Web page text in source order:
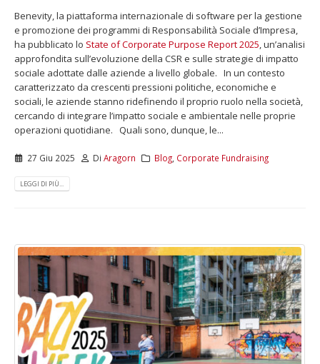
Benevity, la piattaforma internazionale di software per la gestione
e promozione dei programmi di Responsabilità Sociale d’Impresa,
ha pubblicato lo State of Corporate Purpose Report 2025, un’analisi
approfondita sull’evoluzione della CSR e sulle strategie di impatto
sociale adottate dalle aziende a livello globale. In un contesto
caratterizzato da crescenti pressioni politiche, economiche e
sociali, le aziende stanno ridefinendo il proprio ruolo nella società,
cercando di integrare l’impatto sociale e ambientale nelle proprie
operazioni quotidiane. Quali sono, dunque, le...
27 Giu 2025 DiAragorn Blog Corporate Fundraising
LEGGI DI PIÙ...